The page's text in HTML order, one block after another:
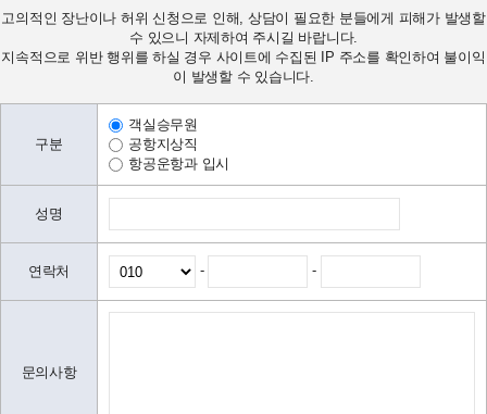
고의적인 장난이나 허위 신청으로 인해, 상담이 필요한 분들에게 피해가 발생할
수 있으니 자제하여 주시길 바랍니다.
지속적으로 위반 행위를 하실 경우 사이트에 수집된 IP 주소를 확인하여 불이익
이 발생할 수 있습니다.
구분
객실승무원
공항지상직
항공운항과 입시
성명
연락처 - -
문의사항